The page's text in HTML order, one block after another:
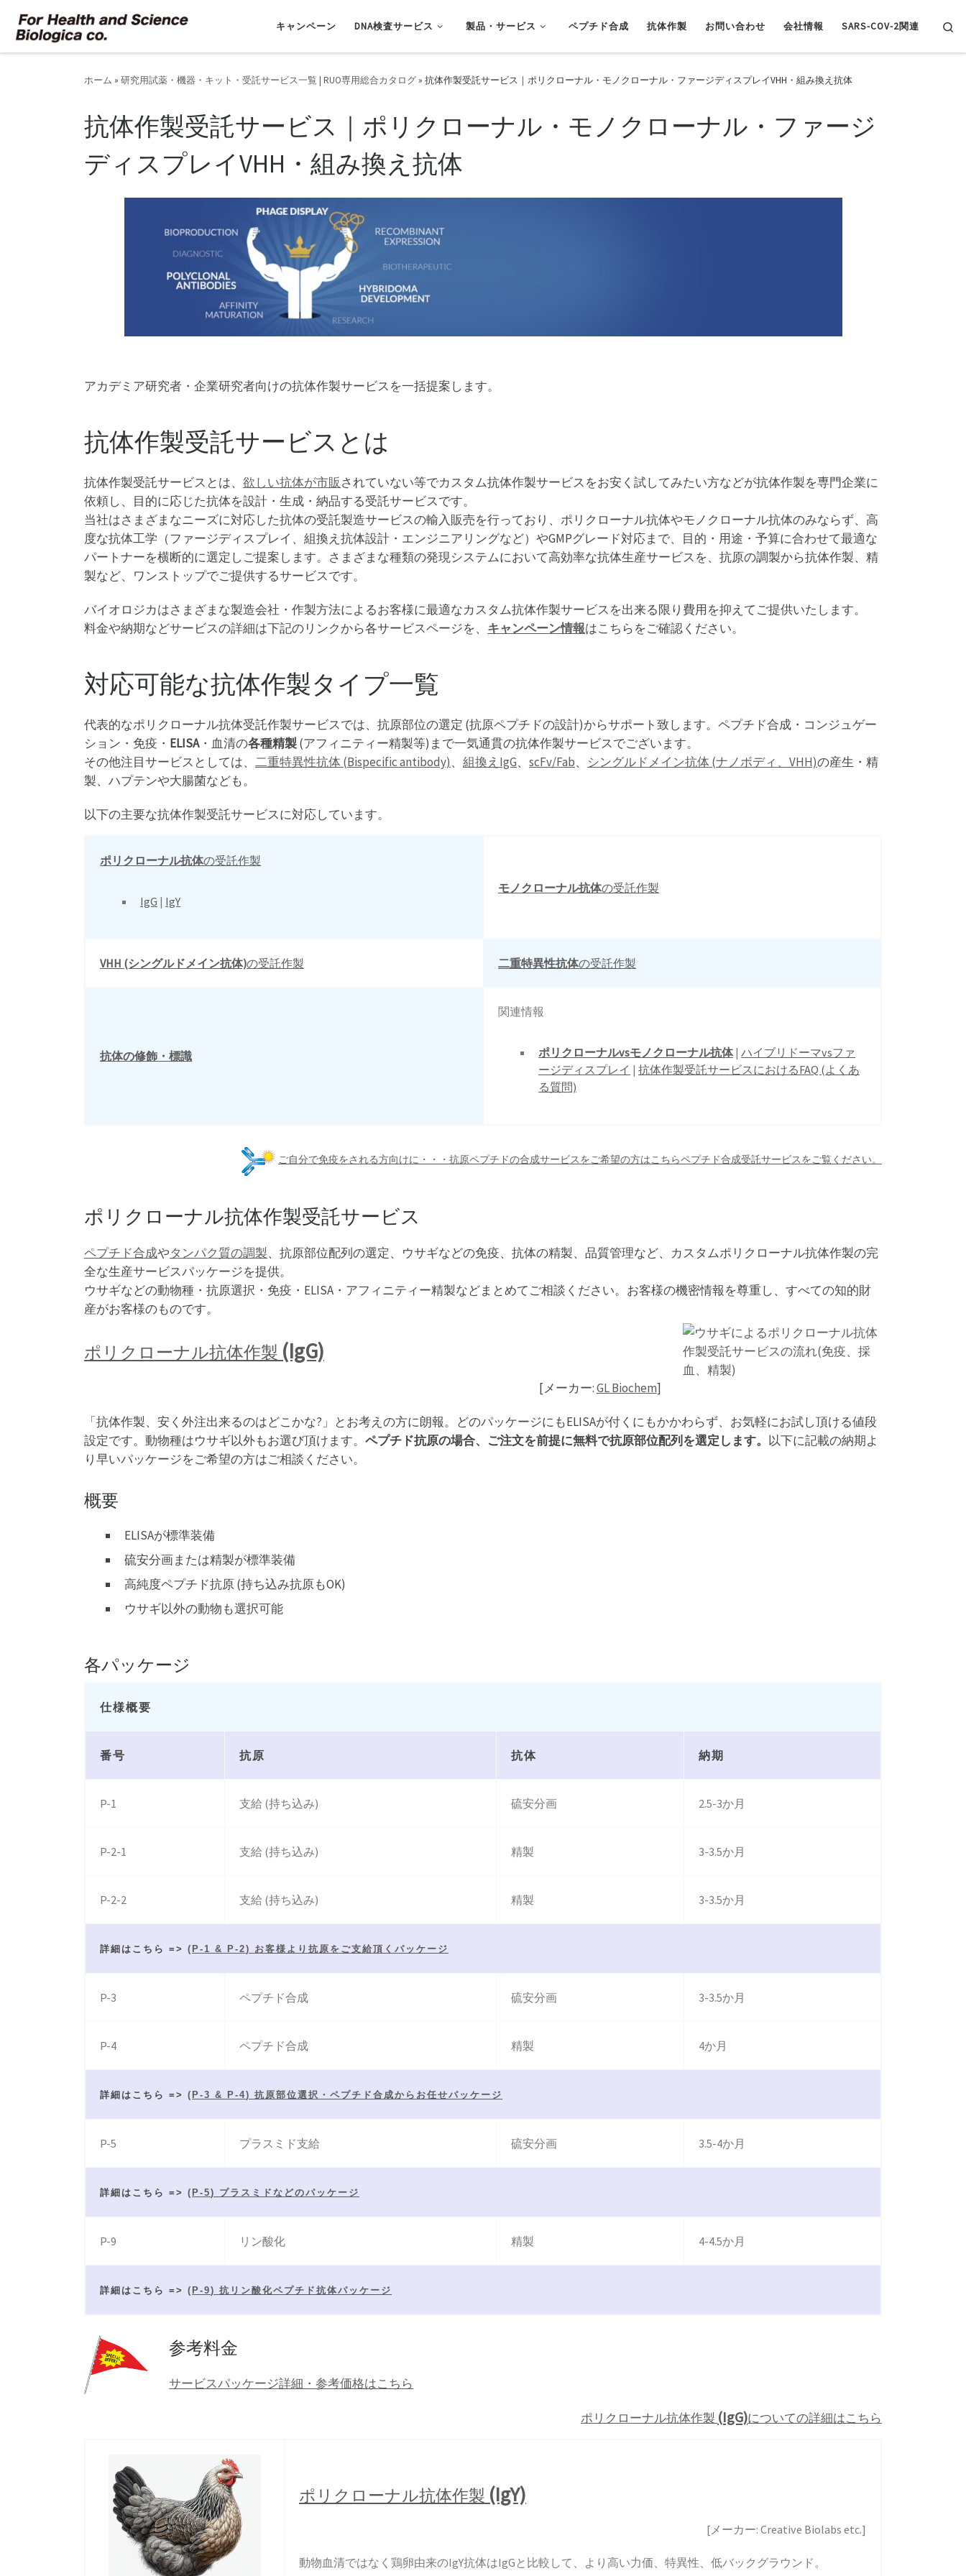
コンテンツへスキップ キャンペーン DNA検査サービス 製品・サービス ペプチド合成 抗体作製 お問い合わせ 会社情報 SARS-COV-2関連
ホーム » 研究用試薬・機器・キット・受託サービス一覧 | RUO専用総合カタログ » 抗体作製受託サービス｜ポリクローナル・モノクローナル・ファージディスプレイVHH・組み換え抗体
抗体作製受託サービス｜ポリクローナル・モノクローナル・ファージ
ディスプレイVHH・組み換え抗体
アカデミア研究者・企業研究者向けの抗体作製サービスを一括提案します。
抗体作製受託サービスとは
抗体作製受託サービスとは、 欲しい抗体が市販されていない等でカスタム抗体作製サービスをお安く試してみたい方などが抗体作製を専門企業に
依頼し、目的に応じた抗体を設計・生成・納品する受託サービスです。
当社はさまざまなニーズに対応した抗体の受託製造サービスの輸入販売を行っており、ポリクローナル抗体やモノクローナル抗体のみならず、高
度な抗体工学（ファージディスプレイ、組換え抗体設計・エンジニアリングなど）やGMPグレード対応まで、目的・用途・予算に合わせて最適な
パートナーを横断的に選定しご提案します。さまざまな種類の発現システムにおいて高効率な抗体生産サービスを、抗原の調製から抗体作製、精
製など、ワンストップでご提供するサービスです。
バイオロジカはさまざまな製造会社・作製方法によるお客様に最適なカスタム抗体作製サービスを出来る限り費用を抑えてご提供いたします。
料金や納期などサービスの詳細は下記のリンクから各サービスページを、 キャンペーン情報はこちらをご確認ください。
対応可能な抗体作製タイプ一覧
代表的なポリクローナル抗体受託作製サービスでは、抗原部位の選定 (抗原ペプチドの設計)からサポート致します。ペプチド合成・コンジュゲー
ション・免疫・ ELISA・血清の各種精製(アフィニティー精製等)まで一気通貫の抗体作製サービスでございます。
その他注目サービスとしては、 二重特異性抗体 (Bispecific antibody)、 組換えIgG、 scFv/Fab、 シングルドメイン抗体 (ナノボディ、VHH)の産生・精
製、ハプテンや大腸菌なども。
以下の主要な抗体作製受託サービスに対応しています。
ポリクローナル抗体の受託作製
IgG | IgY
モノクローナル抗体の受託作製
VHH (シングルドメイン抗体)の受託作製 二重特異性抗体の受託作製
抗体の修飾・標識
関連情報
ポリクローナルvsモノクローナル抗体|ハイブリドーマvsファ
ージディスプレイ |抗体作製受託サービスにおけるFAQ (よくあ
る質問)
ご自分で免疫をされる方向けに・・・抗原ペプチドの合成サービスをご希望の方はこちらペプチド合成受託サービスをご覧ください。
ポリクローナル抗体作製受託サービス
ペプチド合成やタンパク質の調製、抗原部位配列の選定、ウサギなどの免疫、抗体の精製、品質管理など、カスタムポリクローナル抗体作製の完
全な生産サービスパッケージを提供。
ウサギなどの動物種・抗原選択・免疫・ELISA・アフィニティー精製などまとめてご相談ください。お客様の機密情報を尊重し、すべての知的財
産がお客様のものです。
ポリクローナル抗体作製 (IgG)
[メーカー:GL Biochem]
「抗体作製、安く外注出来るのはどこかな?」とお考えの方に朗報。どのパッケージにもELISAが付くにもかかわらず、お気軽にお試し頂ける値段
設定です。動物種はウサギ以外もお選び頂けます。 ペプチド抗原の場合、ご注文を前提に無料で抗原部位配列を選定します。 以下に記載の納期よ
り早いパッケージをご希望の方はご相談ください。
概要
ELISAが標準装備
硫安分画または精製が標準装備
高純度ペプチド抗原 (持ち込み抗原もOK)
ウサギ以外の動物も選択可能
各パッケージ
仕様概要
番号 抗原 抗体 納期
P-1 支給 (持ち込み) 硫安分画 2.5-3か月
P-2-1 支給 (持ち込み) 精製 3-3.5か月
P-2-2 支給 (持ち込み) 精製 3-3.5か月
詳細はこちら =>( P-1 & P-2) お客様より抗原をご支給頂くパッケージ
P-3 ペプチド合成 硫安分画 3-3.5か月
P-4 ペプチド合成 精製 4か月
詳細はこちら =>( P-3 & P-4) 抗原部位選択・ペプチド合成からお任せパッケージ
P-5 プラスミド支給 硫安分画 3.5-4か月
詳細はこちら =>( P-5) プラスミドなどのパッケージ
P-9 リン酸化 精製 4-4.5か月
詳細はこちら =>( P-9) 抗リン酸化ペプチド抗体パッケージ
参考料金
サービスパッケージ詳細・参考価格はこちら
ポリクローナル抗体作製 (IgG)についての詳細はこちら
ポリクローナル抗体作製 (IgY)
[メーカー: Creative Biolabs etc.]
動物血清ではなく鶏卵由来のIgY抗体はIgGと比較して、より高い力価、特異性、低バックグラウンド。